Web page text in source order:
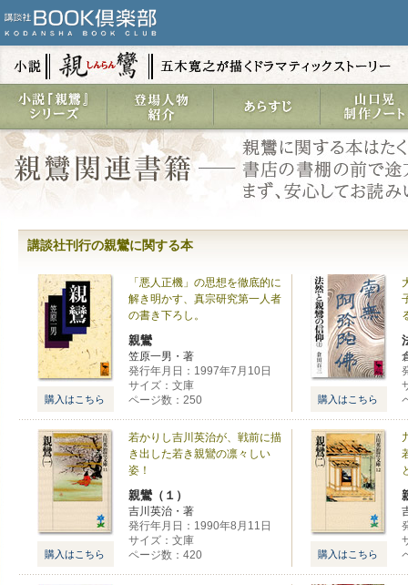
講談社刊行の親鸞に関する本
「悪人正機」の思想を徹底的に
解き明かす、真宗研究第一人者
の書き下ろし。
親鸞
笠原一男・著
発行年月日：1997年7月10日
サイズ：文庫
ページ数：250
購入はこちら 購入はこちら
若かりし吉川英治が、戦前に描
き出した若き親鸞の凛々しい
姿！
親鸞（１）
吉川英治・著
発行年月日：1990年8月11日
サイズ：文庫
ページ数：420
購入はこちら 購入はこちら